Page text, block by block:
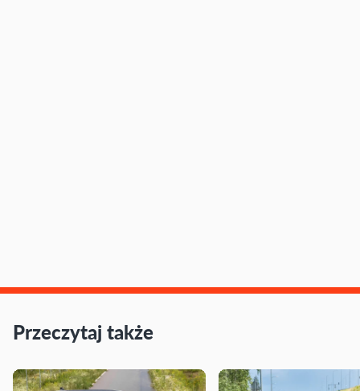
Przeczytaj także